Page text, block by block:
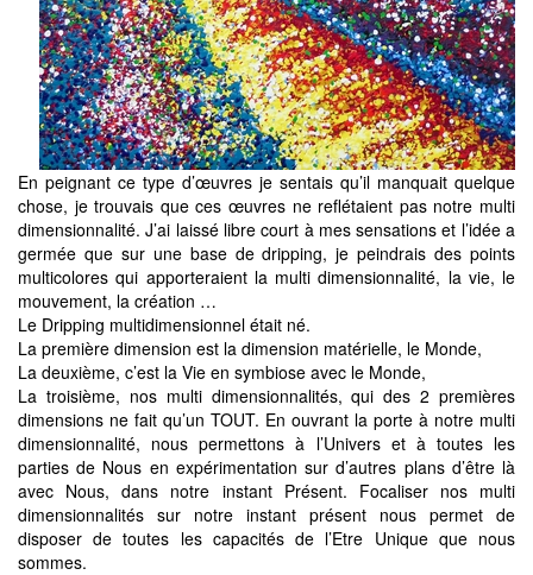
En peignant ce type d’œuvres je sentais qu’il manquait quelque
chose, je trouvais que ces œuvres ne reflétaient pas notre multi
dimensionnalité. J’ai laissé libre court à mes sensations et l’idée a
germée que sur une base de dripping, je peindrais des points
multicolores qui apporteraient la multi dimensionnalité, la vie, le
mouvement, la création …
Le Dripping multidimensionnel était né.
La première dimension est la dimension matérielle, le Monde,
La deuxième, c’est la Vie en symbiose avec le Monde,
La troisième, nos multi dimensionnalités, qui des 2 premières
dimensions ne fait qu’un TOUT. En ouvrant la porte à notre multi
dimensionnalité, nous permettons à l’Univers et à toutes les
parties de Nous en expérimentation sur d’autres plans d’être là
avec Nous, dans notre instant Présent. Focaliser nos multi
dimensionnalités sur notre instant présent nous permet de
disposer de toutes les capacités de l’Etre Unique que nous
sommes.